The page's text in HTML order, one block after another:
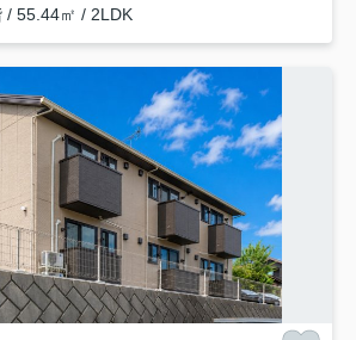
/ 55.44㎡ / 2LDK